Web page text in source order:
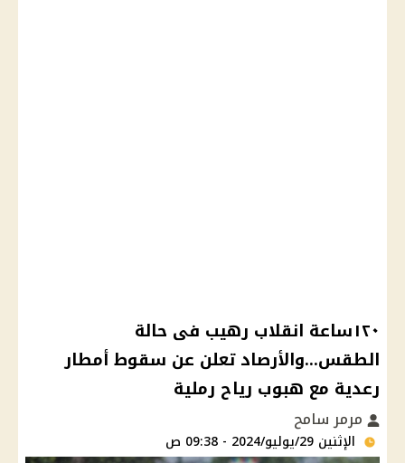
١٢٠ساعة انقلاب رهيب فى حالة
الطقس...والأرصاد تعلن عن سقوط أمطار
رعدية مع هبوب رياح رملية
مرمر سامح
الإثنين 29/يوليو/2024 - 09:38 ص